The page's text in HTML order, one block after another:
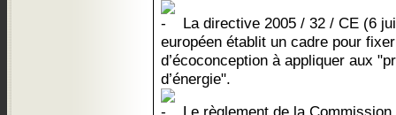
La directive 2005 / 32 / CE (6
européen établit un cadre pour
d’écoconception à appliquer aux
d’énergie".
Le règlement de la